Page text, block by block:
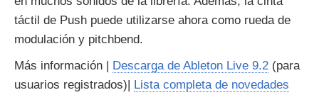
táctil de Push puede utilizarse ahora como rueda de
modulación y pitchbend.
Más información | Descarga de Ableton Live 9.2 (para
usuarios registrados)| Lista completa de novedades